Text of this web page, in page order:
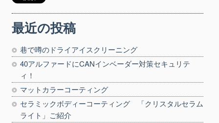
最近の投稿
巷で噂のドライアイスクリーニング
40アルファードにCANインベーダー対策セキュリテ
ィ！
マットカラーコーティング
セラミックボディーコーティング 「クリスタルセラム
ライト」ご紹介